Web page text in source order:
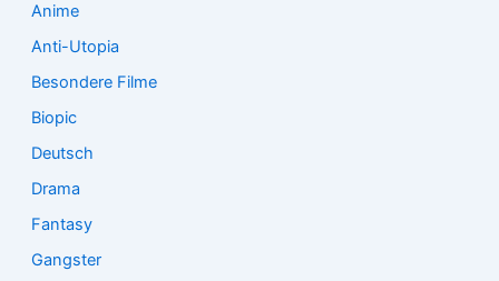
Anime
Anti-Utopia
Besondere Filme
Biopic
Deutsch
Drama
Fantasy
Gangster